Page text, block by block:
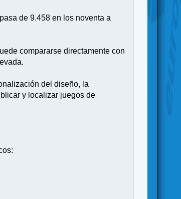
de 9.458 en los noventa a
compararse directamente con
del diseño, la
y localizar juegos de